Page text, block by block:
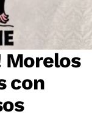
Morelos
con